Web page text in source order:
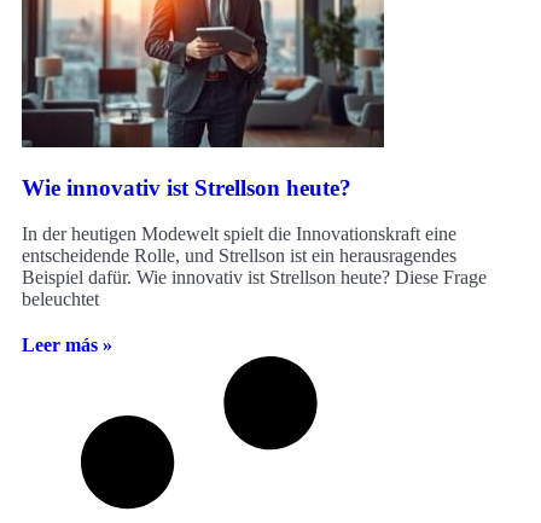
Wie innovativ ist Strellson heute?
In der heutigen Modewelt spielt die Innovationskraft eine
entscheidende Rolle, und Strellson ist ein herausragendes
Beispiel dafür. Wie innovativ ist Strellson heute? Diese Frage
beleuchtet
Leer más »